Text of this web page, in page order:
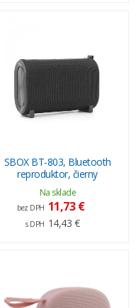
SBOX BT-803, Bluetooth
reproduktor, čierny
Na sklade
bez DPH 11,73 €
s DPH 14,43 €